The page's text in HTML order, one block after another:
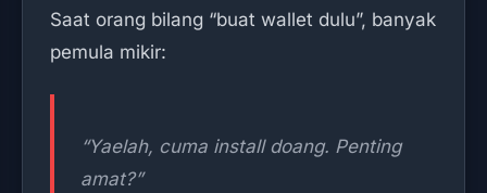
Saat orang bilang “buat wallet dulu”, banyak
pemula mikir:
“Yaelah, cuma install doang. Penting
amat?”